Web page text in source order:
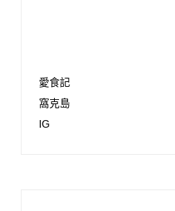
愛食記
窩克島
IG